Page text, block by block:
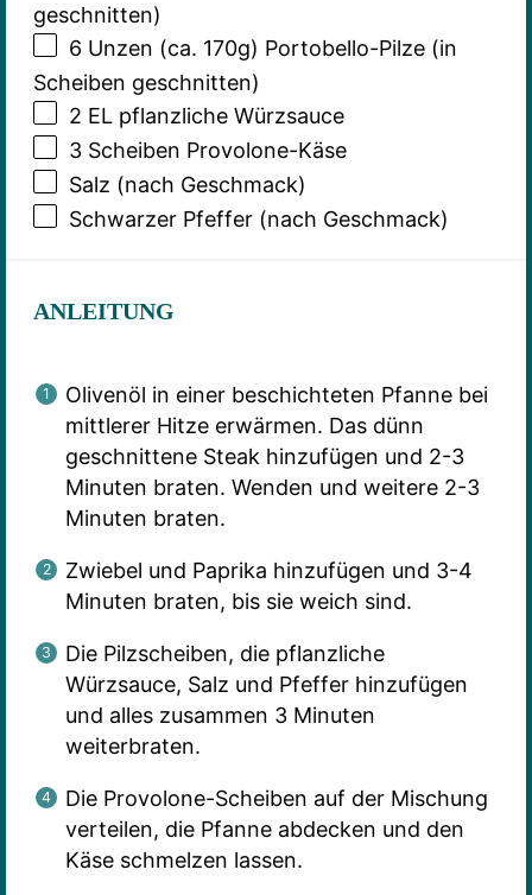
geschnitten)
6 Unzen (ca. 170g) Portobello-Pilze (in
Scheiben geschnitten)
2 EL pflanzliche Würzsauce
3Scheiben Provolone-Käse
Salz (nach Geschmack)
Schwarzer Pfeffer (nach Geschmack)
ANLEITUNG
Olivenöl in einer beschichteten Pfanne bei
mittlerer Hitze erwärmen. Das dünn
geschnittene Steak hinzufügen und 2-3
Minuten braten. Wenden und weitere 2-3
Minuten braten.
Zwiebel und Paprika hinzufügen und 3-4
Minuten braten, bis sie weich sind.
Die Pilzscheiben, die pflanzliche
Würzsauce, Salz und Pfeffer hinzufügen
und alles zusammen 3 Minuten
weiterbraten.
Die Provolone-Scheiben auf der Mischung
verteilen, die Pfanne abdecken und den
Käse schmelzen lassen.